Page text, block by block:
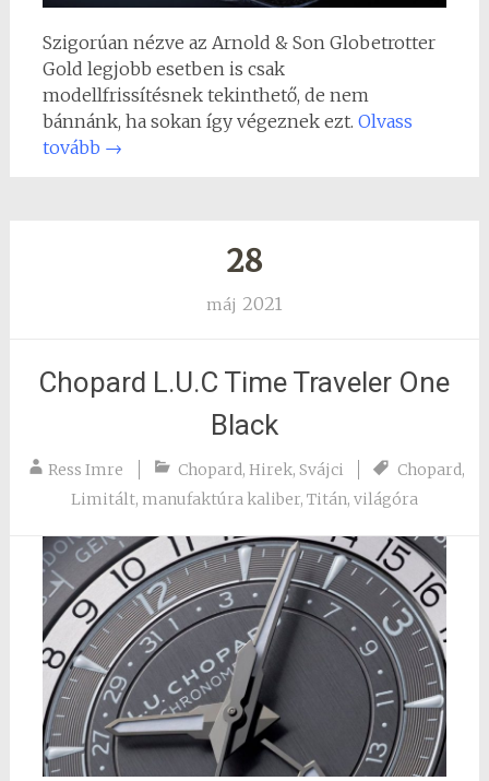
Szigorúan nézve az Arnold & Son Globetrotter
Gold legjobb esetben is csak
modellfrissítésnek tekinthető, de nem
bánnánk, ha sokan így végeznek ezt. Olvass
tovább →
28
máj 2021
Chopard L.U.C Time Traveler One
Black
Ress Imre Chopard, Hirek, Svájci Chopard,
Limitált, manufaktúra kaliber, Titán, világóra